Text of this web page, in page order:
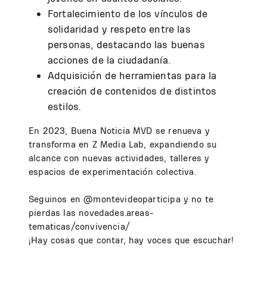
Fortalecimiento de los vínculos de
solidaridad y respeto entre las
personas, destacando las buenas
acciones de la ciudadanía.
Adquisición de herramientas para la
creación de contenidos de distintos
estilos.
En 2023, Buena Noticia MVD se renueva y
transforma en Z Media Lab, expandiendo su
alcance con nuevas actividades, talleres y
espacios de experimentación colectiva.
Seguinos en @montevideoparticipa y no te
pierdas las novedades.areas-
tematicas/convivencia/
¡Hay cosas que contar, hay voces que escuchar!